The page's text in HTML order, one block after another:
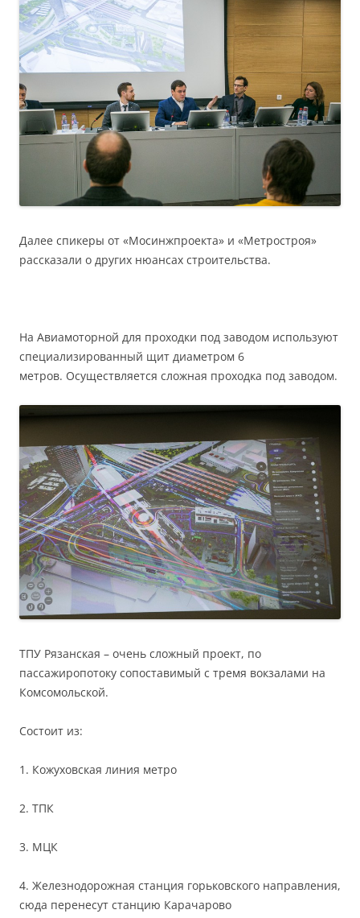
Далее спикеры от «Мосинжпроекта» и «Метростроя»
рассказали о других нюансах строительства.
На Авиамоторной для проходки под заводом используют
специализированный щит диаметром 6
метров. Осуществляется сложная проходка под заводом.
ТПУ Рязанская – очень сложный проект, по
пассажиропотоку сопоставимый с тремя вокзалами на
Комсомольской.
Состоит из:
1. Кожуховская линия метро
2. ТПК
3. МЦК
4. Железнодорожная станция горьковского направления,
сюда перенесут станцию Карачарово